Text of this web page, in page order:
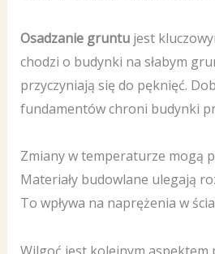
Osadzanie gruntujest
chodzi o budynki na słabym
przyczyniają się do pęknięć.
fundamentów chroni budynki
Zmiany w temperaturze mogą
Materiały budowlane ulegają
To wpływa na naprężenia w
Wilgoć jest kolejnym aspektem